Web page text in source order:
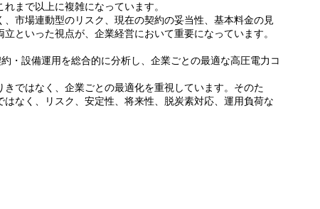
まで以上に複雑になっています。
、市場連動型のリスク、現在の契約の妥当性、基本料金の見
といった視点が、企業経営において重要になっています。
・設備運用を総合的に分析し、企業ごとの最適な高圧電力コ
ではなく、企業ごとの最適化を重視しています。そのた
なく、リスク、安定性、将来性、脱炭素対応、運用負荷な